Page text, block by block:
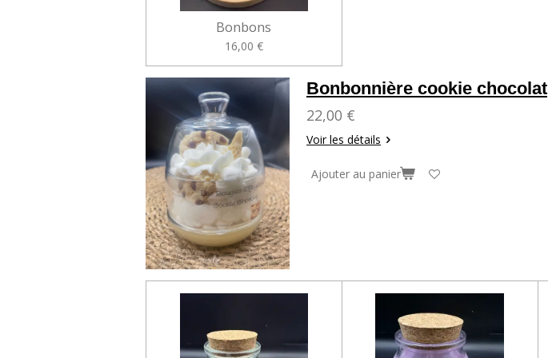
Bonbons
16,00 €
Bonbonnière cookie chocolat
22,00 €
Voir les détails
Ajouter au panier